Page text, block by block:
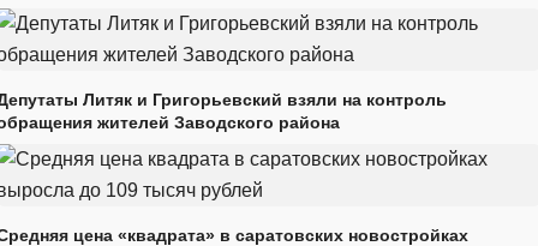
Литяк и Григорьевский взяли на контроль
жителей Заводского района
цена «квадрата» в саратовских новостройках